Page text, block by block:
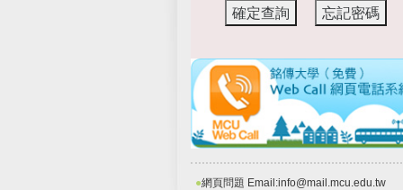
●網頁問題 Email:info@mail.mcu.edu.tw